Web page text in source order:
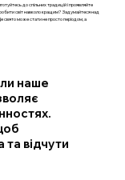
до спільних традицій і проявляйте
світ навколо кращим? Задумайтеся над
свято може стати не просто періодом, а
наше
відчути